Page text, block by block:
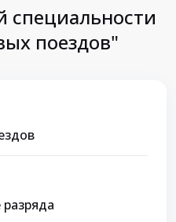
специальности
поездов"